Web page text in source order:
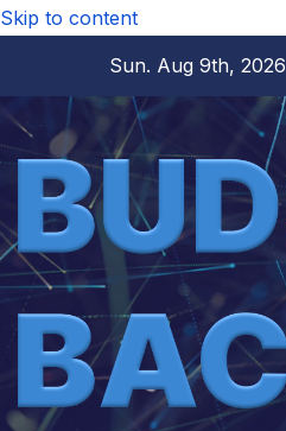
Skip to content
Sun. Aug 9th, 2026